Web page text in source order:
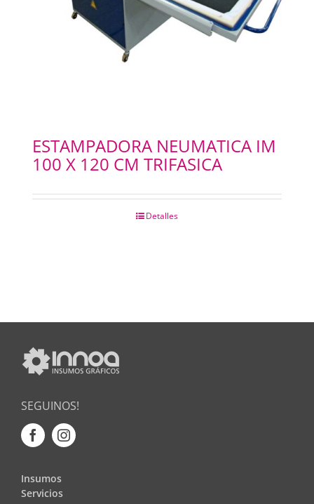
ESTAMPADORA NEUMATICA IM
100 X 120 CM TRIFASICA
Detalles
SEGUINOS!
Insumos
Servicios